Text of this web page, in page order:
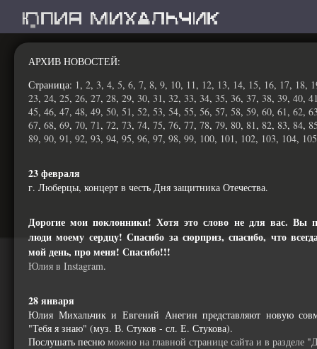
АРХИВ НОВОСТЕЙ:
Страница: 1, 2, 3, 4, 5, 6, 7, 8, 9, 10, 11, 12, 13, 14, 15, 16, 17, 18,
23, 24, 25, 26, 27, 28, 29, 30, 31, 32, 33, 34, 35, 36, 37, 38, 39, 40,
45, 46, 47, 48, 49, 50, 51, 52, 53, 54, 55, 56, 57, 58, 59, 60, 61, 62,
67, 68, 69, 70, 71, 72, 73, 74, 75, 76, 77, 78, 79, 80, 81, 82, 83, 84,
89, 90, 91, 92, 93, 94, 95, 96, 97, 98, 99, 100, 101, 102, 103, 104, 105
23 февраля
г. Люберцы, концерт в честь Дня защитника Отечества.
Дорогие мои поклонники! Хотя это слово не для вас. Вы
люди моему сердцу! Спасибо за сюрприз, спасибо, что
мой день, про меня! Спасибо!!!
Юлия в Instagram.
28 января
Юлия Михальчик и Евгений Анегин представляют новую
"Тебя я знаю" (муз. В. Стуков - сл. Е. Стукова).
Послушать песню можно на главной странице сайта и в разделе